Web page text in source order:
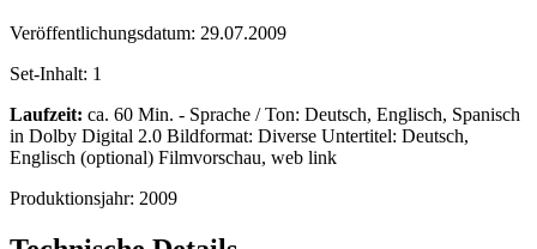
Veröffentlichungsdatum: 29.07.2009
Set-Inhalt: 1
Laufzeit: ca. 60 Min. - Sprache / Ton: Deutsch, Englisch, Spanisch
in Dolby Digital 2.0 Bildformat: Diverse Untertitel: Deutsch,
Englisch (optional) Filmvorschau, web link
Produktionsjahr: 2009